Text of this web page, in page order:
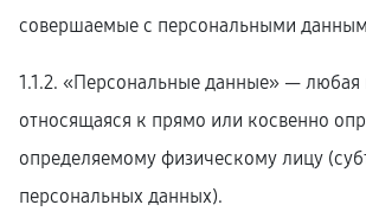
совершаемые с персональными
1.1.2. «Персональные данные» —
относящаяся к прямо или косвенно
определяемому физическому лицу
персональных данных).